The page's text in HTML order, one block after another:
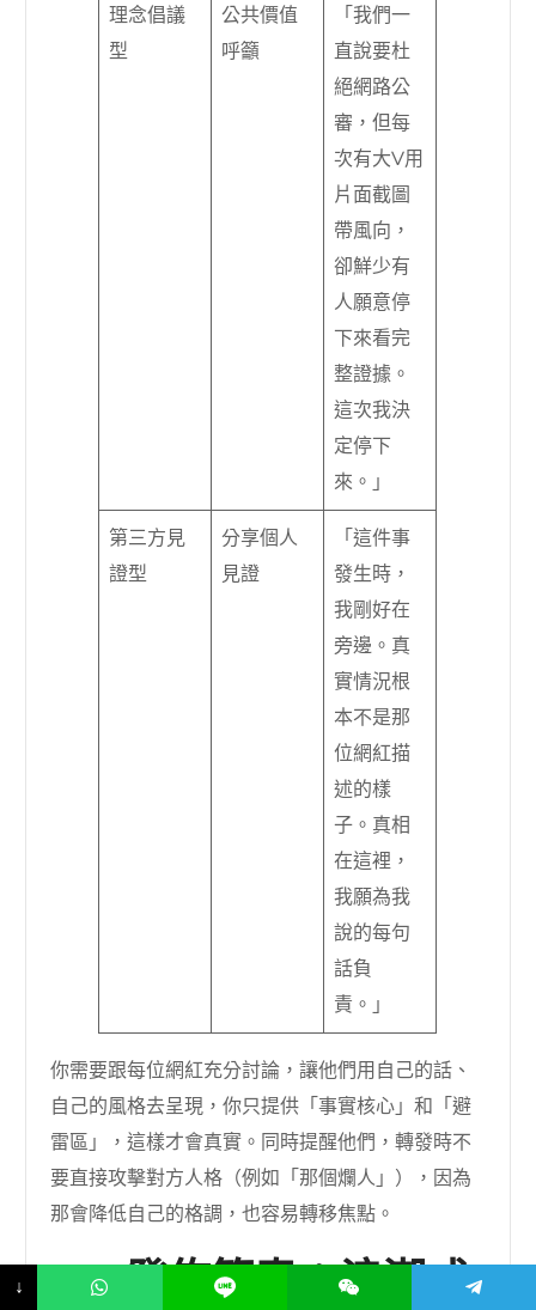
理念倡議
型
公共價值
呼籲
「我們一
直說要杜
絕網路公
審，但每
次有大V用
片面截圖
帶風向，
卻鮮少有
人願意停
下來看完
整證據。
這次我決
定停下
來。」
第三方見
證型
分享個人
見證
「這件事
發生時，
我剛好在
旁邊。真
實情況根
本不是那
位網紅描
述的樣
子。真相
在這裡，
我願為我
說的每句
話負
責。」
你需要跟每位網紅充分討論，讓他們用自己的話、
自己的風格去呈現，你只提供「事實核心」和「避
雷區」，這樣才會真實。同時提醒他們，轉發時不
要直接攻擊對方人格（例如「那個爛人」），因為
那會降低自己的格調，也容易轉移焦點。
4-4 發佈節奏：浪潮式
↓